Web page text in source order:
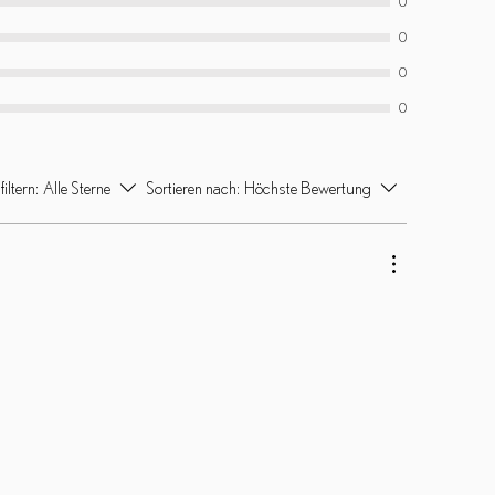
0
0
0
Alle Sterne Sortieren nach: Höchste Bewertung